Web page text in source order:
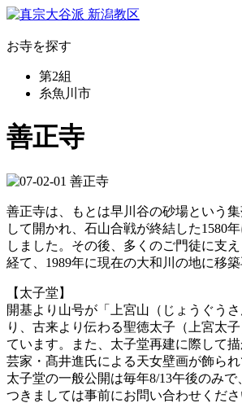
お寺を探す
第2組
糸魚川市
善正寺
善正寺は、もとは早川谷の砂場という
して開かれ、石山合戦が終結した1580
しました。その後、多くのご門徒に支
経て、1989年に現在の大和川の地に移築
【太子堂】
開基より山号が「上宮山（じょうぐう
り、古来より伝わる聖徳太子（上宮太
ています。また、太子堂再建に際して
芸家・髙井進氏による天女壁画が飾られ
太子堂の一般公開は毎年8/13午後のみで
つきましては事前にお問い合わせくださ